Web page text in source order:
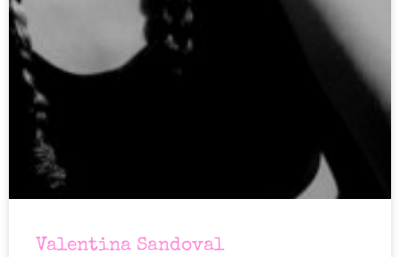
Valentina Sandoval